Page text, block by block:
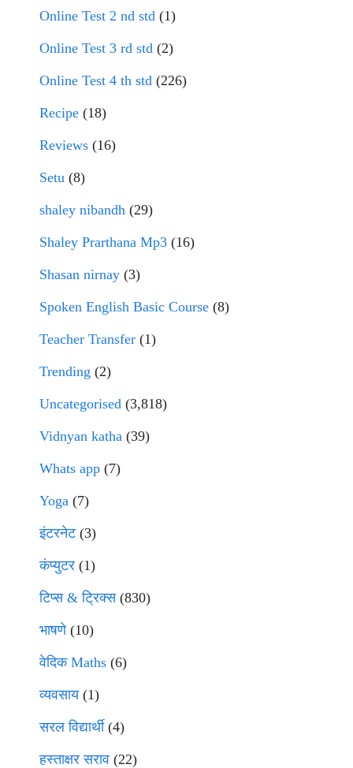
Online Test 2 nd std (1)
Online Test 3 rd std (2)
Online Test 4 th std (226)
Recipe (18)
Reviews (16)
Setu (8)
shaley nibandh (29)
Shaley Prarthana Mp3 (16)
Shasan nirnay (3)
Spoken English Basic Course (8)
Teacher Transfer (1)
Trending (2)
Uncategorised (3,818)
Vidnyan katha (39)
Whats app (7)
Yoga (7)
इंटरनेट(3)
कंप्युटर (1)
टिप्स & ट्रिक्स(830)
भाषणे(10)
वेदिक Maths (6)
व्यवसाय(1)
सरल विद्यार्थी(4)
हस्ताक्षर सराव (22)